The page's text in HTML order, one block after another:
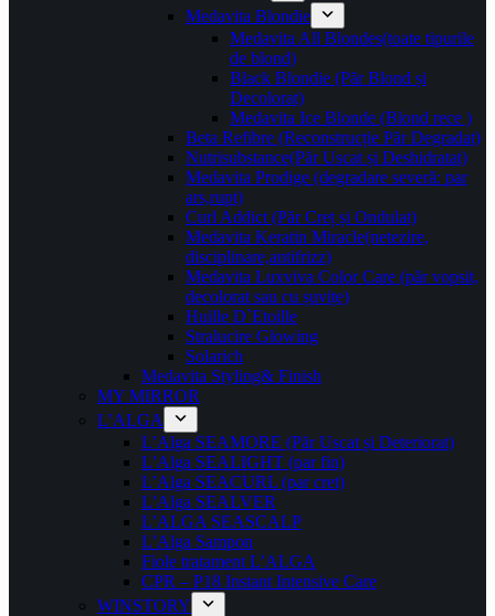
Medavita Blondie
Medavita All Blondes(toate tipurile
de blond)
Black Blondie (Păr Blond și
Decolorat)
Medavita Ice Blonde (Blond rece )
Beta Refibre (Reconstrucție Păr Degradat)
Nutrisubstance(Păr Uscat și Deshidratat)
Medavita Prodige (degradare severă: par
ars,rupt)
Curl Addict (Păr Creț și Ondulat)
Medavita Keratin Miracle(netezire,
disciplinare,antifrizz)
Medavita Luxviva Color Care (păr vopsit,
decolorat sau cu șuvițe)
Huille D`Etoille
Stralucire Glowing
Solarich
Medavita Styling& Finish
MY MIRROR
L’ALGA
L’Alga SEAMORE (Păr Uscat și Deteriorat)
L’Alga SEALIGHT (par fin)
L’Alga SEACURL (par cret)
L’Alga SEALVER
L’ALGA SEASCALP
L’Alga Sampon
Fiole tratament L’ALGA
CPR – P18 Instant Intensive Care
WINSTORY